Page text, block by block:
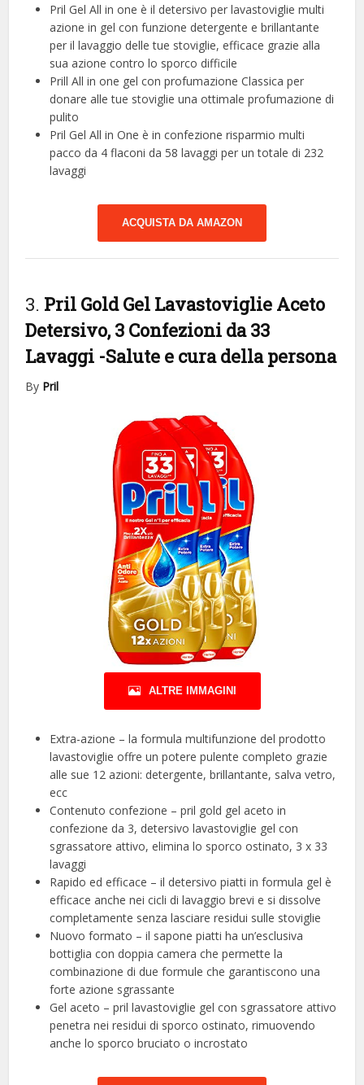
Pril Gel All in one è il detersivo per lavastoviglie multi
azione in gel con funzione detergente e brillantante
per il lavaggio delle tue stoviglie, efficace grazie alla
sua azione contro lo sporco difficile
Prill All in one gel con profumazione Classica per
donare alle tue stoviglie una ottimale profumazione di
pulito
Pril Gel All in One è in confezione risparmio multi
pacco da 4 flaconi da 58 lavaggi per un totale di 232
lavaggi
ACQUISTA DA AMAZON
3. Pril Gold Gel Lavastoviglie Aceto
Detersivo, 3 Confezioni da 33
Lavaggi -Salute e cura della persona
By Pril
ALTRE IMMAGINI
Extra-azione – la formula multifunzione del prodotto
lavastoviglie offre un potere pulente completo grazie
alle sue 12 azioni: detergente, brillantante, salva vetro,
ecc
Contenuto confezione – pril gold gel aceto in
confezione da 3, detersivo lavastoviglie gel con
sgrassatore attivo, elimina lo sporco ostinato, 3 x 33
lavaggi
Rapido ed efficace – il detersivo piatti in formula gel è
efficace anche nei cicli di lavaggio brevi e si dissolve
completamente senza lasciare residui sulle stoviglie
Nuovo formato – il sapone piatti ha un’esclusiva
bottiglia con doppia camera che permette la
combinazione di due formule che garantiscono una
forte azione sgrassante
Gel aceto – pril lavastoviglie gel con sgrassatore attivo
penetra nei residui di sporco ostinato, rimuovendo
anche lo sporco bruciato o incrostato